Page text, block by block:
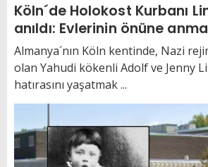
Köln´de Holokost Kurbanı
anıldı: Evlerinin önüne
yerleştirildi
Almanya´nın Köln kentinde, Nazi
olan Yahudi kökenli Adolf ve Jenny
hatırasını yaşatmak ...